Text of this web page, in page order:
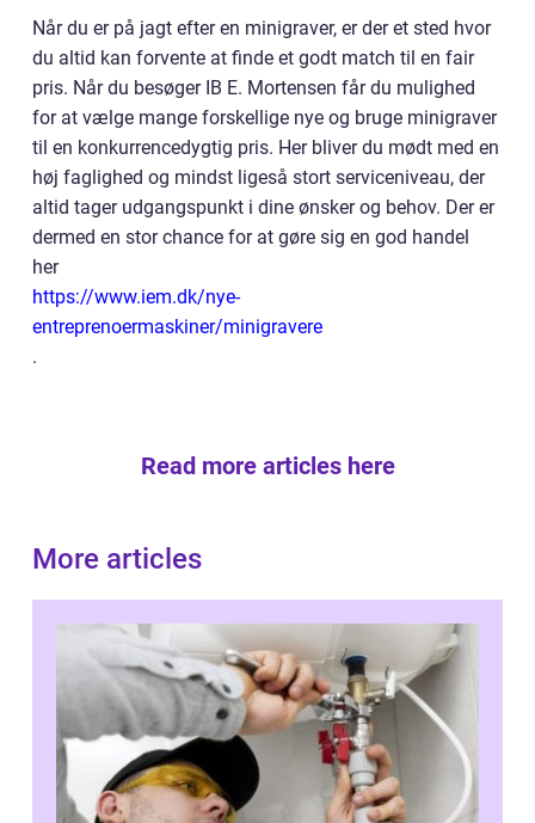
Når du er på jagt efter en minigraver, er der et sted hvor
du altid kan forvente at finde et godt match til en fair
pris. Når du besøger IB E. Mortensen får du mulighed
for at vælge mange forskellige nye og bruge minigraver
til en konkurrencedygtig pris. Her bliver du mødt med en
høj faglighed og mindst ligeså stort serviceniveau, der
altid tager udgangspunkt i dine ønsker og behov. Der er
dermed en stor chance for at gøre sig en god handel
her
https://www.iem.dk/nye-
entreprenoermaskiner/minigravere
.
Read more articles here
More articles